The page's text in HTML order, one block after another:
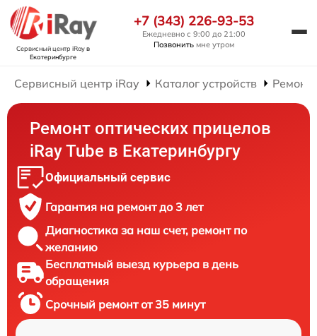
Сервисный центр iRayв
Екатеринбурге
+7 (343) 226-93-53
Ежедневно с 9:00 до 21:00
Позвонить мне утром
Сервисный центр iRay Каталог устройств Ремонт
Ремонт оптических прицелов
iRay Tube в Екатеринбургу
Официальный сервис
Гарантия на ремонт до 3 лет
Диагностика за наш счет, ремонт по
желанию
Бесплатный выезд курьера в день
обращения
Срочный ремонт от 35 минут